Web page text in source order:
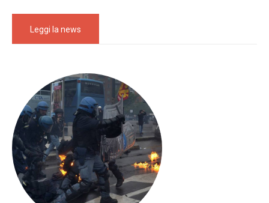
Leggi la news